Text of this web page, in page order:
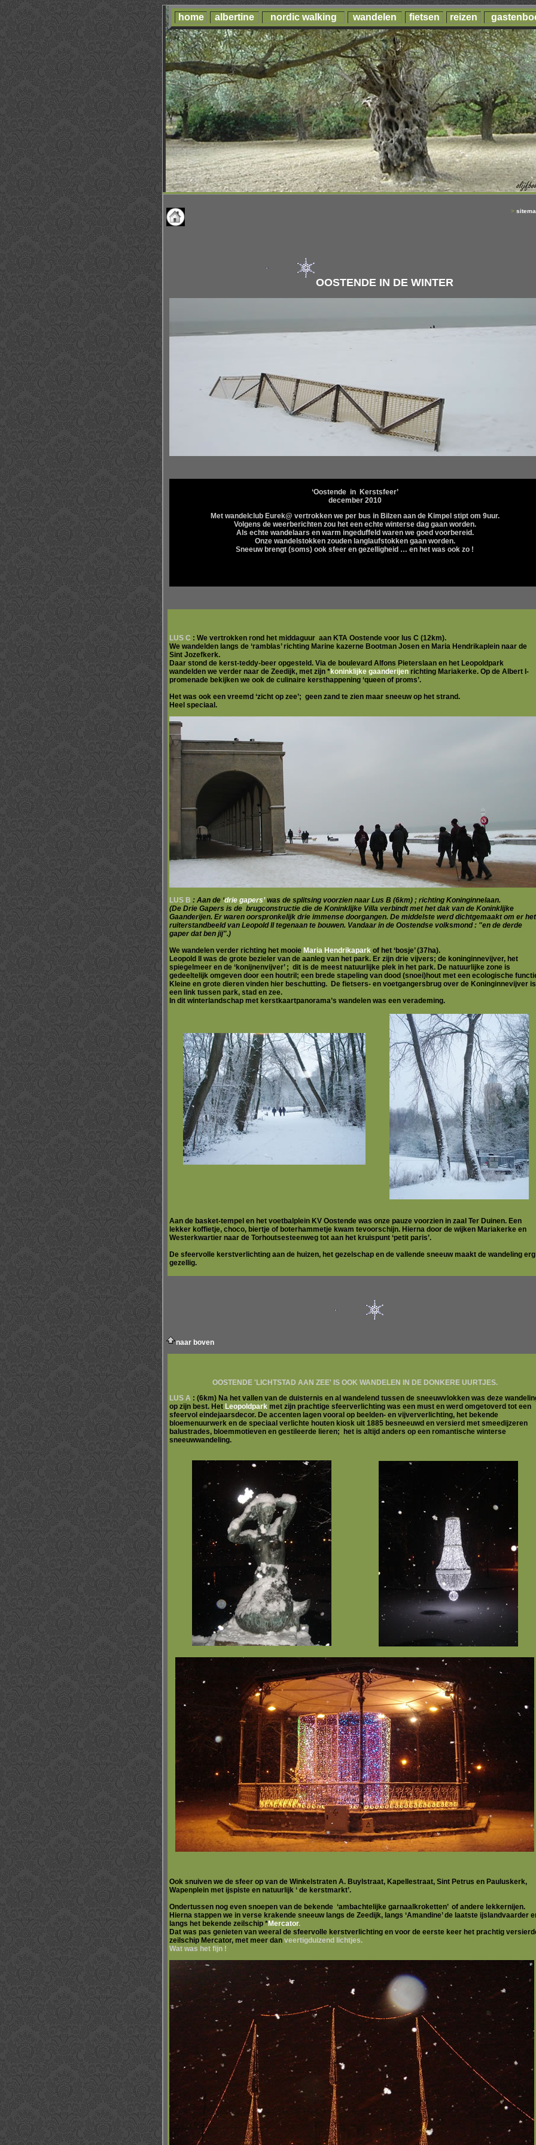
home albertine nordic walking wandelen fietsen reizen
>
OOSTENDE IN DE WINTER
‘Oostende in Kerstsfeer’
december 2010
Met wandelclub Eurek@ vertrokken we per bus in Bilzen aan de Kimpel stipt om 9uur.
Volgens de weerberichten zou het een echte winterse dag gaan worden.
Als echte wandelaars en warm ingeduffeld waren we goed voorbereid.
Onze wandelstokken zouden langlaufstokken gaan worden.
Sneeuw brengt (soms) ook sfeer en gezelligheid … en het was ook zo !
LUS C : We vertrokken rond het middaguur aan KTA Oostende voor lus C (12km).
We wandelden langs de ‘ramblas’ richting Marine kazerne Bootman Josen en Maria Hendrikaplein naar de
Sint Jozefkerk.
Daar stond de kerst-teddy-beer opgesteld. Via de boulevard Alfons Pieterslaan en het Leopoldpark
wandelden we verder naar de Zeedijk, met zijn *koninklijke gaanderijen richting Mariakerke. Op de Albert I-
promenade bekijken we ook de culinaire kersthappening ‘queen of proms’.
Het was ook een vreemd ‘zicht op zee’; geen zand te zien maar sneeuw op het strand.
Heel speciaal.
LUS B : Aan de ‘drie gapers’was de splitsing voorzien naar Lus B (6km) ; richting Koninginnelaan.
(De Drie Gapers is de brugconstructie die de Koninklijke Villa verbindt met het dak van de Koninklijke
Gaanderijen. Er waren oorspronkelijk drie immense doorgangen. De middelste werd dichtgemaakt om er het
ruiterstandbeeld van Leopold II tegenaan te bouwen. Vandaar in de Oostendse volksmond : "en de derde
gaper dat ben jij".)
We wandelen verder richting het mooie Maria Hendrikapark of het ‘bosje’ (37ha).
Leopold II was de grote bezieler van de aanleg van het park. Er zijn drie vijvers; de koninginnevijver, het
spiegelmeer en de ‘konijnenvijver’ ; dit is de meest natuurlijke plek in het park. De natuurlijke zone is
gedeeltelijk omgeven door een houtril; een brede stapeling van dood (snoei)hout met een ecologische
Kleine en grote dieren vinden hier beschutting. De fietsers- en voetgangersbrug over de Koninginnevijver is
een link tussen park, stad en zee.
In dit winterlandschap met kerstkaartpanorama’s wandelen was een verademing.
Aan de basket-tempel en het voetbalplein KV Oostende was onze pauze voorzien in zaal Ter Duinen. Een
lekker koffietje, choco, biertje of boterhammetje kwam tevoorschijn. Hierna door de wijken Mariakerke en
Westerkwartier naar de Torhoutsesteenweg tot aan het kruispunt ‘petit paris’.
De sfeervolle kerstverlichting aan de huizen, het gezelschap en de vallende sneeuw maakt de wandeling erg
gezellig.
naar boven
OOSTENDE 'LICHTSTAD AAN ZEE' IS OOK WANDELEN IN DE DONKERE UURTJES.
LUS A : (6km) Na het vallen van de duisternis en al wandelend tussen de sneeuwvlokken was deze
op zijn best. Het Leopoldpark met zijn prachtige sfeerverlichting was een must en werd omgetoverd tot een
sfeervol eindejaarsdecor. De accenten lagen vooral op beelden- en vijververlichting, het bekende
bloemenuurwerk en de speciaal verlichte houten kiosk uit 1885 besneeuwd en versierd met smeedijzeren
balustrades, bloemmotieven en gestileerde lieren; het is altijd anders op een romantische winterse
sneeuwwandeling.
Ook snuiven we de sfeer op van de Winkelstraten A. Buylstraat, Kapellestraat, Sint Petrus en Pauluskerk,
Wapenplein met ijspiste en natuurlijk ‘ de kerstmarkt’.
Ondertussen nog even snoepen van de bekende ‘ambachtelijke garnaalkroketten’ of andere lekkernijen.
Hierna stappen we in verse krakende sneeuwlangs de Zeedijk, langs ‘Amandine’ de laatste ijslandvaarder
langs het bekende zeilschip *Mercator.
Dat was pas genieten van weeral de sfeervolle kerstverlichting en voor de eerste keer het prachtig
zeilschip Mercator, met meer dan veertigduizend lichtjes.
Wat was het fijn !